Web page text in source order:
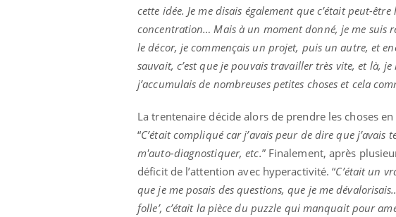
cette idée. Je me disais également que c’était peut-
concentration… Mais à un moment donné, je me suis
le décor, je commençais un projet, puis un autre, et
sauvait, c’est que je pouvais travailler très vite, et là,
j’accumulais de nombreuses petites choses et cela
La trentenaire décide alors de prendre les choses
“C’était compliqué car j’avais peur de dire que
m'auto-diagnostiquer, etc.” Finalement, après
déficit de l’attention avec hyperactivité. “C’était un
que je me posais des questions, que je me
folle’, c’était la pièce du puzzle qui manquait pour